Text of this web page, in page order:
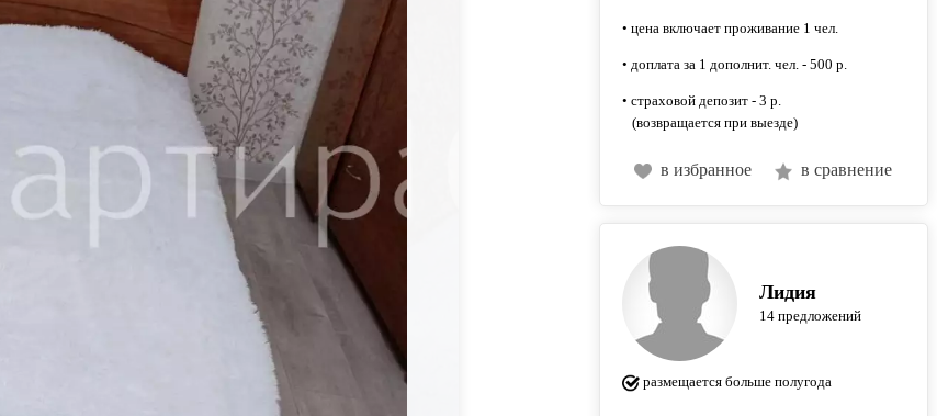
• цена включает проживание 1 чел.
• доплата за 1 дополнит. чел. - 500 р.
• страховой депозит - 3 р.
(возвращается при выезде)
в избранное в сравнение
Лидия
14 предложений
размещается больше полугода